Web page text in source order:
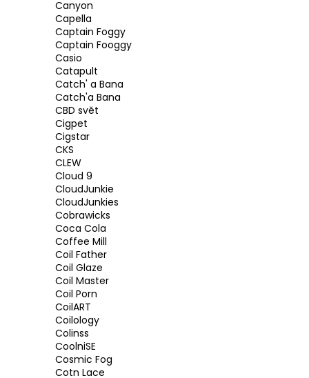
Canyon
Capella
Captain Foggy
Captain Fooggy
Casio
Catapult
Catch' a Bana
Catch'a Bana
CBD svět
Cigpet
Cigstar
CKS
CLEW
Cloud 9
CloudJunkie
CloudJunkies
Cobrawicks
Coca Cola
Coffee Mill
Coil Father
Coil Glaze
Coil Master
Coil Porn
CoilART
Coilology
Colinss
CoolniSE
Cosmic Fog
Cotn Lace